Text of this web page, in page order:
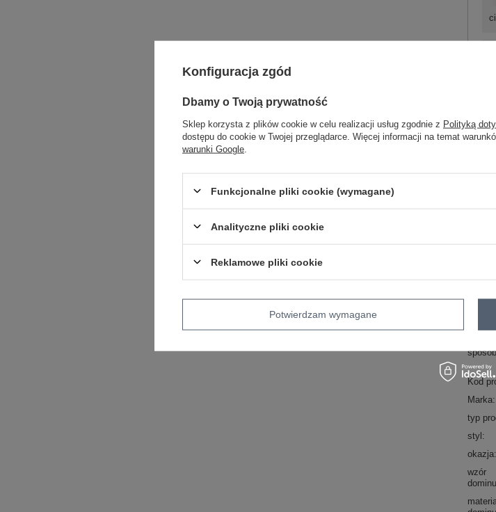
Kod
Marka
typ
styl
okazja
wzór
Konfiguracja zgód
Dbamy o Twoją prywatność
Sklep korzysta z plików cookie w celu realizacji usług zgodnie z Polityką
dostępu do cookie w Twojej przeglądarce. Więcej informacji na temat
warunki Google
Funkcjonalne pliki cookie (wymagane)
Analityczne pliki cookie
Reklamowe pliki cookie
Potwierdzam wymagane